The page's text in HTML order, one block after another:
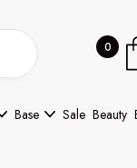
0
Base Sale Beauty